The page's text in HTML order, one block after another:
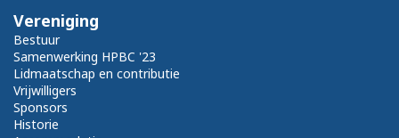
Vereniging
Bestuur
Samenwerking HPBC '23
Lidmaatschap en contributie
Vrijwilligers
Sponsors
Historie